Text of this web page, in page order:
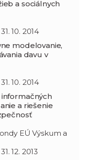
a sociálnych
10. 2014
modelovanie,
davu v
10. 2014
informačných
a riešenie
EÚ Výskum a
12. 2013